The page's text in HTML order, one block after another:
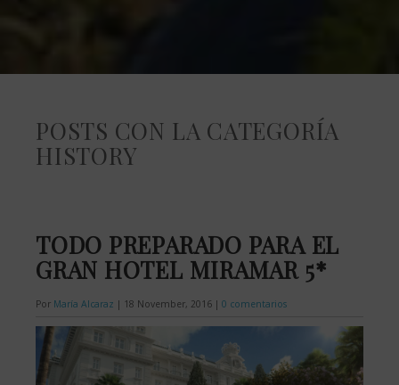
POSTS CON LA CATEGORÍA
HISTORY
TODO PREPARADO PARA EL
GRAN HOTEL MIRAMAR 5*
Por María Alcaraz | 18 November, 2016 | 0 comentarios